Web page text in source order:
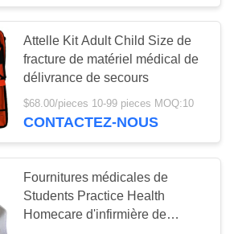
de
secours
de secours
Attelle Kit Adult Child Size de
fracture de matériel médical de
délivrance de secours
$68.00/pieces 10-99 pieces MOQ:10
CONTACTEZ-NOUS
Fournitures médicales de
Students Practice Health
Homecare d'infirmière de